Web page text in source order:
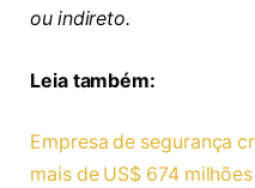
ou indireto.
Leia também:
Empresa de segurança
mais de US$ 674